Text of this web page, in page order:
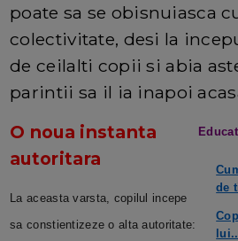
poate sa se obisnuiasca
colectivitate, desi la
de ceilalti copii si abia
parintii sa il ia inapoi
O noua instanta
autoritara
La aceasta varsta, copilul incepe
sa constientizeze o alta autoritate:
de